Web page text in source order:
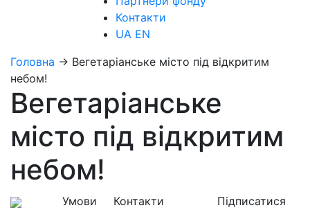
Контакти
UA EN
Головна → Вегетаріанське місто під відкритим
небом!
Вегетаріанське
місто під відкритим
небом!
Умови
Контакти
Підписатися